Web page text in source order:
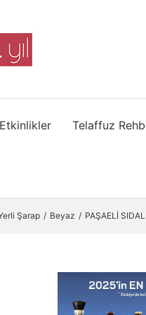
Telaffuz
Şarap Beyaz PAŞAELİ